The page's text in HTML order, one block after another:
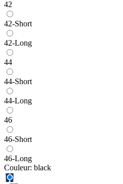
42
42-Short
42-Long
44
44-Short
44-Long
46
46-Short
46-Long
Couleur: black